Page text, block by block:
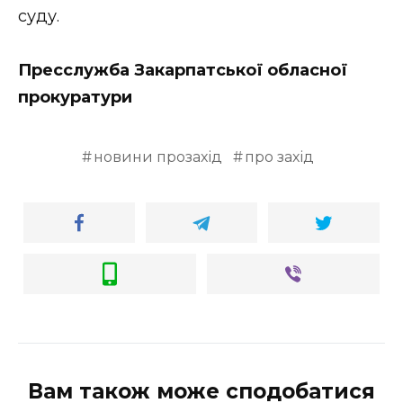
суду.
Пресслужба Закарпатської обласної
прокуратури
новини прозахід про захід
Вам також може сподобатися